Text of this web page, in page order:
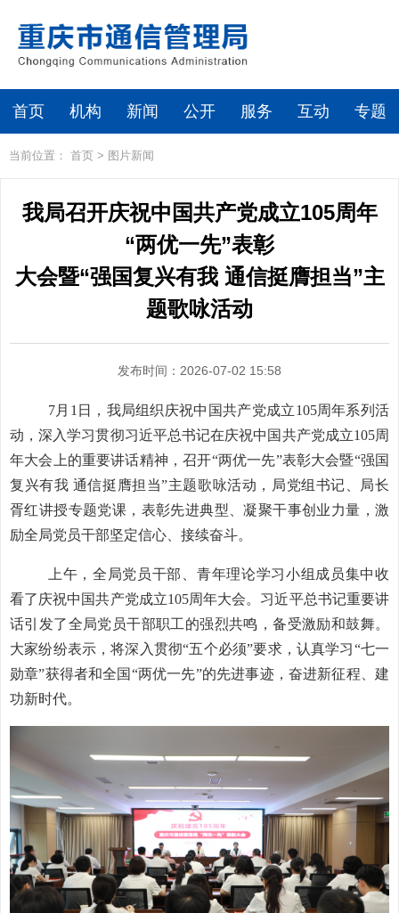
首页 机构 新闻 公开 服务 互动 专题
当前位置： 首页 > 图片新闻
我局召开庆祝中国共产党成立105周年
“两优一先”表彰
大会暨“强国复兴有我 通信挺膺担当”主
题歌咏活动
发布时间：2026-07-02 15:58
7月 1 日，我局组织庆祝中国共产党成立105周年系列活
动，深入学习贯彻习近平总书记在庆祝中国共产党成立105周
年大会上的重要讲话精神，召开“两优一先”表彰大会暨“强国
复兴有我 通信挺膺担当”主题歌咏活动，局党组书记、局长
胥红讲授专题党课，表彰先进典型、凝聚干事创业力量， 激
励全局党员干部坚定信心、接续奋斗。
上午，全局党员干部、青年理论学习小组成员集中收
看了庆祝中国共产党成立105周年大会。习近平总书记重要讲
话引发了全局党员干部职工的强烈共鸣，备受激励和鼓舞。
大家纷纷表示，将深入贯彻“五个必须”要求，认真学习“七一
勋章”获得者和全国“两优一先”的先进事迹，奋进新征程、建
功新时代。